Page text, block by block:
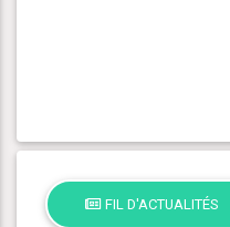
FIL D'ACTUALITÉS